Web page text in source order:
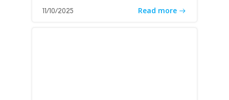
11/10/2025 Read more